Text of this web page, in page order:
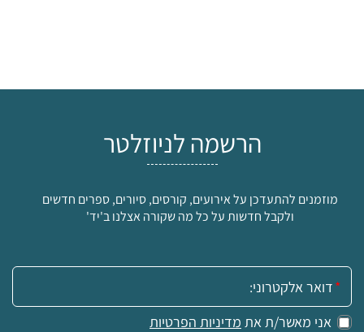
הרשמה לניוזלטר
מוזמנים להתעדכן על אירועים, קורסים, סיורים, ספרים חדשים
ולקבל חדשות על כל מה שקורה אצלנו ב'יד'
אימייל:
אני מאשר/ת את מדיניות הפרטיות